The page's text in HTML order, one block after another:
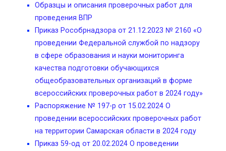
Образцы и описания проверочных работ для
проведения ВПР
Приказ Рособрнадзора от 21.12.2023 № 2160 «О
проведении Федеральной службой по надзору
в сфере образования и науки мониторинга
качества подготовки обучающихся
общеобразовательных организаций в форме
всероссийских проверочных работ в 2024 году»
Распоряжение № 197-р от 15.02.2024 О
проведении всероссийских проверочных работ
на территории Самарская области в 2024 году
Приказ 59-од от 20.02.2024 О проведении